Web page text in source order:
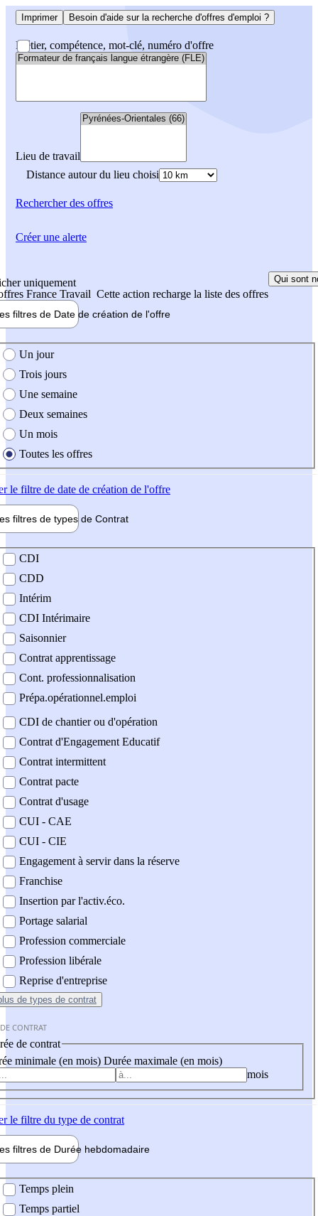
Imprimer Besoin d'aide sur la recherche d'offres d'emploi ?
Métier, compétence, mot-clé, numéro d'offre
Lieu de travail
Distance autour du lieu choisi
Rechercherdes offres
uniquement
France Travail Cette action recharge la liste des offres
Qui sont
filtres de Date de création de l'offre
création de l'offre
Un jour
Trois jours
Une semaine
Deux semaines
Un mois
Toutes les offres
le filtre de date de création de l'offre
filtres de types de Contrat
contrat
CDI
CDD
Intérim
CDI Intérimaire
Saisonnier
Contrat apprentissage
Cont. professionnalisation
Prépa.opérationnel.emploi
CDI de chantier ou d'opération
Contrat d'Engagement Educatif
Contrat intermittent
Contrat pacte
Contrat d'usage
CUI - CAE
CUI - CIE
Engagement à servir dans la réserve
Franchise
Insertion par l'activ.éco.
Portage salarial
Profession commerciale
Profession libérale
Reprise d'entreprise
de types de contrat
CONTRAT
de contrat
minimale (en mois) Durée maximale (en mois)
mois
le filtre du type de contrat
filtres de Durée hebdomadaire
Temps plein
Temps partiel
Créer une alerte